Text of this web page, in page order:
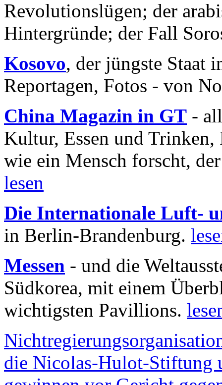
Revolutionslügen; der
Hintergründe; der Fall
Kosovo, der jüngste Staat
Reportagen, Fotos - von
China Magazin in GT -
Kultur, Essen und
wie ein Mensch forscht,
lesen
Die Internationale Luft-
in Berlin-Brandenburg.
Messen - und die
Südkorea, mit einem
wichtigsten Pavillions.
die Nicolas-Hulot-Stiftung